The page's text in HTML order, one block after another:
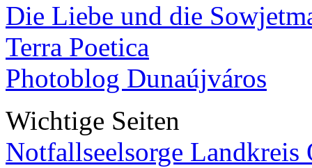
Die Liebe und die
Terra Poetica
Photoblog Dunaújváros
Wichtige Seiten
Notfallseelsorge Landkreis